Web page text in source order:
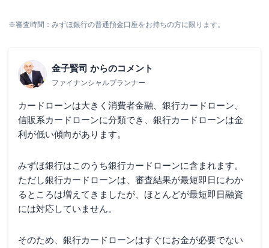
※審査時間：みずほ銀行の普通預金口座をお持ちの方に限ります。
金子賢司 からのコメント
ファイナンシャルプランナー
カードローンは大きく消費者金融、銀行カードローン、
信販系カードローンに分類でき、銀行カードローンは金
利が低い傾向があります。
みずほ銀行はこのうち銀行カードローンに含まれます。
ただし銀行カードローンは、審査結果が最短即日にわか
るところは増えてきましたが、ほとんどが最短即日融資
には対応していません。
そのため、銀行カードローンはすぐにお金が必要でない